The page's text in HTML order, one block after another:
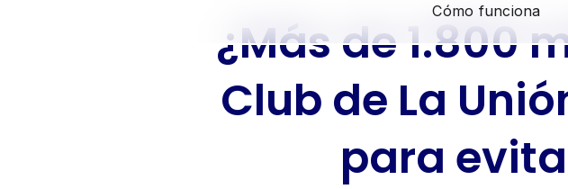
Cómo funciona
¿Más de 1.800
Club de La
para